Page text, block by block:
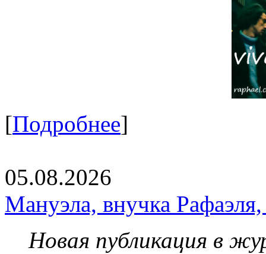
[Подробнее]
05.08.2026
Мануэла, внучка
Новая публикация в